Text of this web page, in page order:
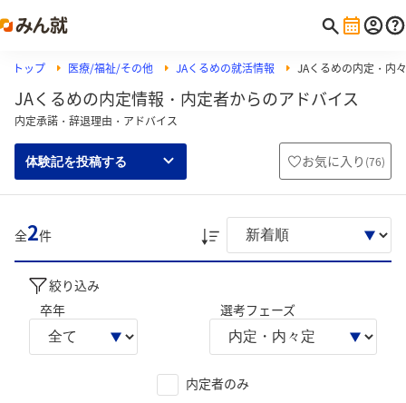
トップ 医療/福祉/その他 JAくるめの就活情報 JAくるめの内定・内
JAくるめの内定情報・内定者からのアドバイス
内定承諾・辞退理由・アドバイス
体験記を投稿する お気に入り (76)
全2件
絞り込み
卒年
選考フェーズ
内定者のみ